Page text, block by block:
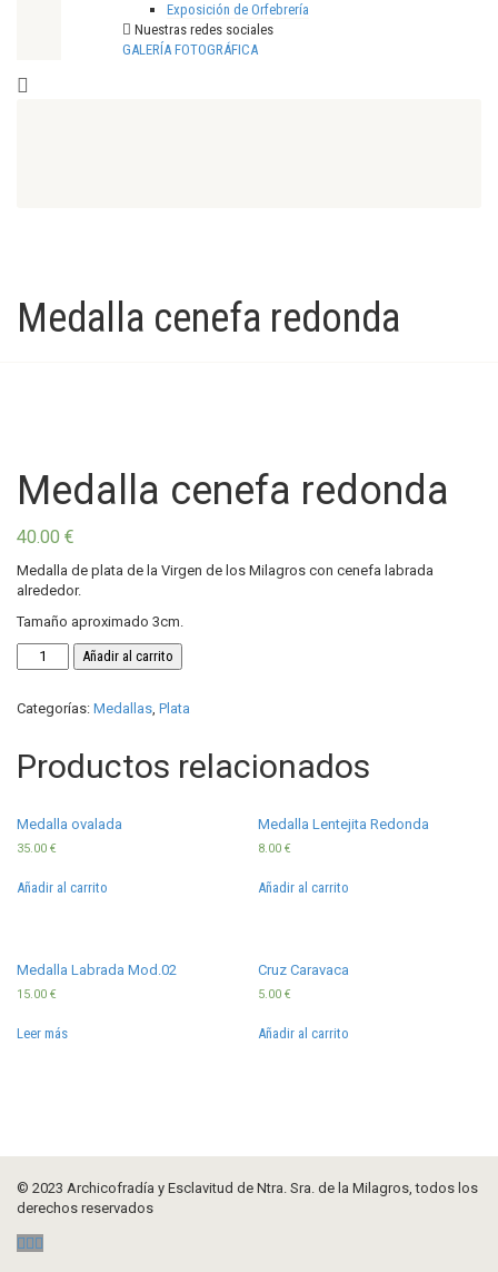
Exposición de Orfebrería
Nuestras redes sociales
GALERÍA FOTOGRÁFICA
Medalla cenefa redonda
Medalla cenefa redonda
40.00 €
Medalla de plata de la Virgen de los Milagros con cenefa labrada
alrededor.
Tamaño aproximado 3cm.
Medalla
cenefa
cantidad
Añadir al carrito
Categorías: Medallas, Plata
Productos relacionados
Medalla ovalada
35.00 €
Añadir al carrito
Medalla Lentejita Redonda
8.00€
Añadir al carrito
Medalla Labrada Mod.02
15.00 €
Leer más
Cruz Caravaca
5.00€
Añadir al carrito
© 2023 Archicofradía y Esclavitud de Ntra. Sra. de la Milagros, todos los
derechos reservados